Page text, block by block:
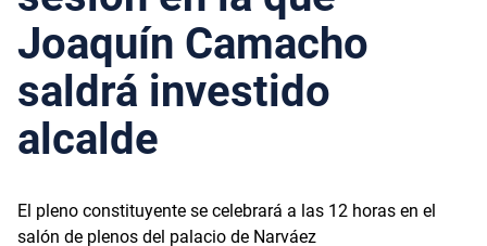
Joaquín Camacho
saldrá investido
alcalde
El pleno constituyente se celebrará a las 12 horas en el
salón de plenos del palacio de Narváez